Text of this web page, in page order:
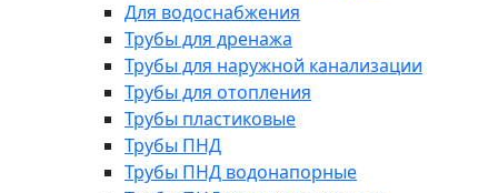
Для водоснабжения
Трубы для дренажа
Трубы для наружной канализации
Трубы для отопления
Трубы пластиковые
Трубы ПНД
Трубы ПНД водонапорные